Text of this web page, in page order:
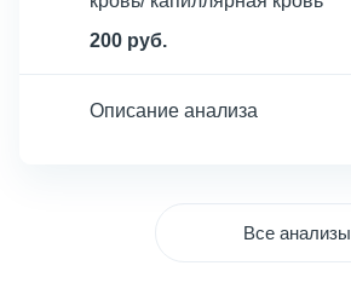
200 руб.
Описание анализа
Все анализы